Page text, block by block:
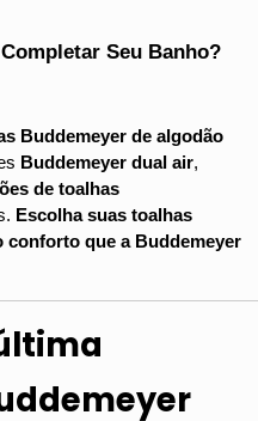
Seu Banho?
Buddemeyer de algodão
Buddemeyer dual air,
de toalhas
Escolha suas toalhas
conforto que a Buddemeyer